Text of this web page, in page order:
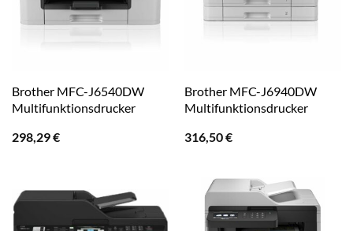
Brother MFC-J6540DW
Multifunktionsdrucker
298,29€
Brother MFC-J6940DW
Multifunktionsdrucker
316,50€